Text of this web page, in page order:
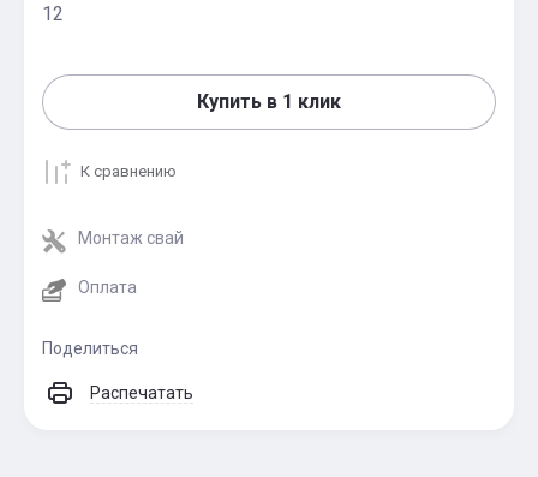
12
Купить в 1 клик
К сравнению
Монтаж свай
Оплата
Поделиться
Распечатать